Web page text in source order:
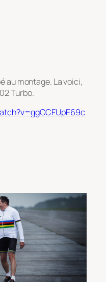
au montage. La voici,
Turbo.